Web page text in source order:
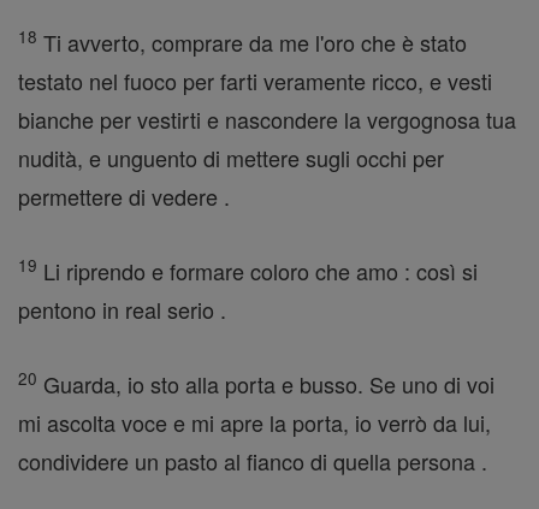
18 Ti avverto, comprare da me l'oro che è stato
testato nel fuoco per farti veramente ricco, e vesti
bianche per vestirti e nascondere la vergognosa tua
nudità, e unguento di mettere sugli occhi per
permettere di vedere .
19 Li riprendo e formare coloro che amo : così si
pentono in real serio .
20 Guarda, io sto alla porta e busso. Se uno di voi
mi ascolta voce e mi apre la porta, io verrò da lui,
condividere un pasto al fianco di quella persona .